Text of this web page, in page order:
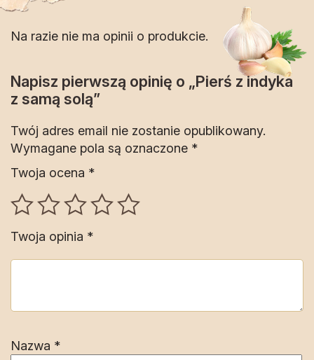
Na razie nie ma opinii o produkcie.
Napisz pierwszą opinię o „Pierś z indyka
z samą solą”
Twój adres email nie zostanie opublikowany.
Wymagane pola są oznaczone *
Twoja ocena *
Twoja opinia *
Nazwa *